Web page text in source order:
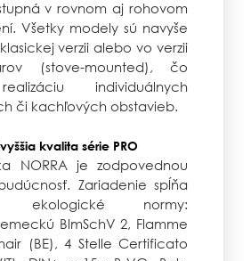
v rovnom aj rohovom
Všetky modely sú navyše
verzii alebo vo verzii
(stove-mounted), čo
individuálnych
či kachľových obstavieb.
kvalita série PRO
NORRA je zodpovednou
Zariadenie spĺňa
ekologické normy:
BlmSchV 2, Flamme
(BE), 4 Stelle Certificato